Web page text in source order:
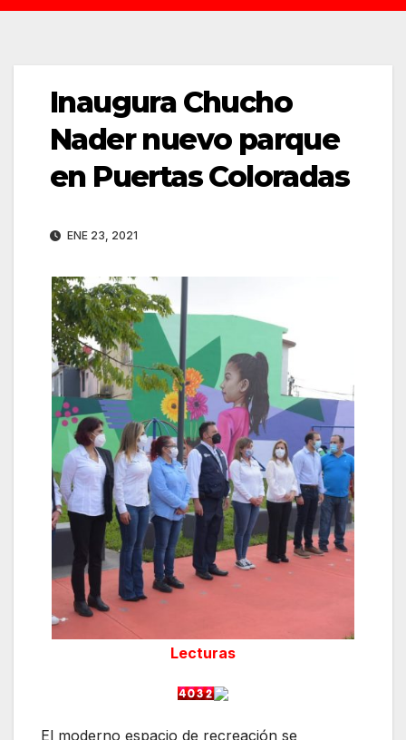
Inaugura Chucho
Nader nuevo parque
en Puertas Coloradas
ENE 23, 2021
Lecturas
El moderno espacio de recreación se